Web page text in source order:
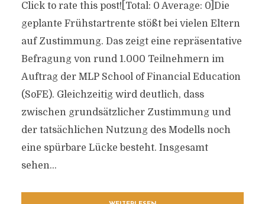
Click to rate this post![Total: 0 Average: 0]Die
geplante Frühstartrente stößt bei vielen Eltern
auf Zustimmung. Das zeigt eine repräsentative
Befragung von rund 1.000 Teilnehmern im
Auftrag der MLP School of Financial Education
(SoFE). Gleichzeitig wird deutlich, dass
zwischen grundsätzlicher Zustimmung und
der tatsächlichen Nutzung des Modells noch
eine spürbare Lücke besteht. Insgesamt
sehen...